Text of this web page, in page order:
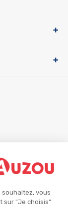
vous
sur "Je choisis"